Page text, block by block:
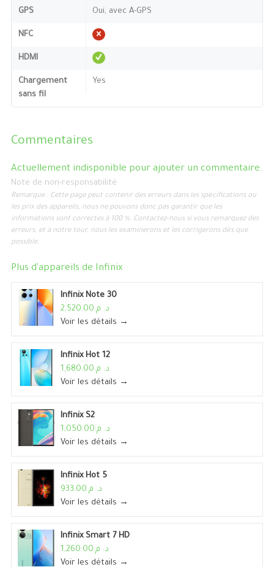
GPS Oui, avec A-GPS
NFC
HDMI
Chargement
sans fil
Yes
Commentaires
Actuellement indisponible pour ajouter un commentaire.
Note de non-responsabilité
Remarque : Cette page peut contenir des erreurs dans les spécifications ou
les prix des appareils, nous ne pouvons donc pas garantir que les
informations sont correctes à 100 %. Contactez-nous si vous remarquez des
erreurs, et à notre tour, nous les examinerons et les corrigerons dès que
possible.
Plus d'appareils de Infinix
Infinix Note 30
د. م.2,520.00
Voir les détails →
Infinix Hot 12
د. م.1,680.00
Voir les détails →
Infinix S2
د. م.1,050.00
Voir les détails →
Infinix Hot 5
د. م.933.00
Voir les détails →
Infinix Smart 7 HD
د. م.1,260.00
Voir les détails →